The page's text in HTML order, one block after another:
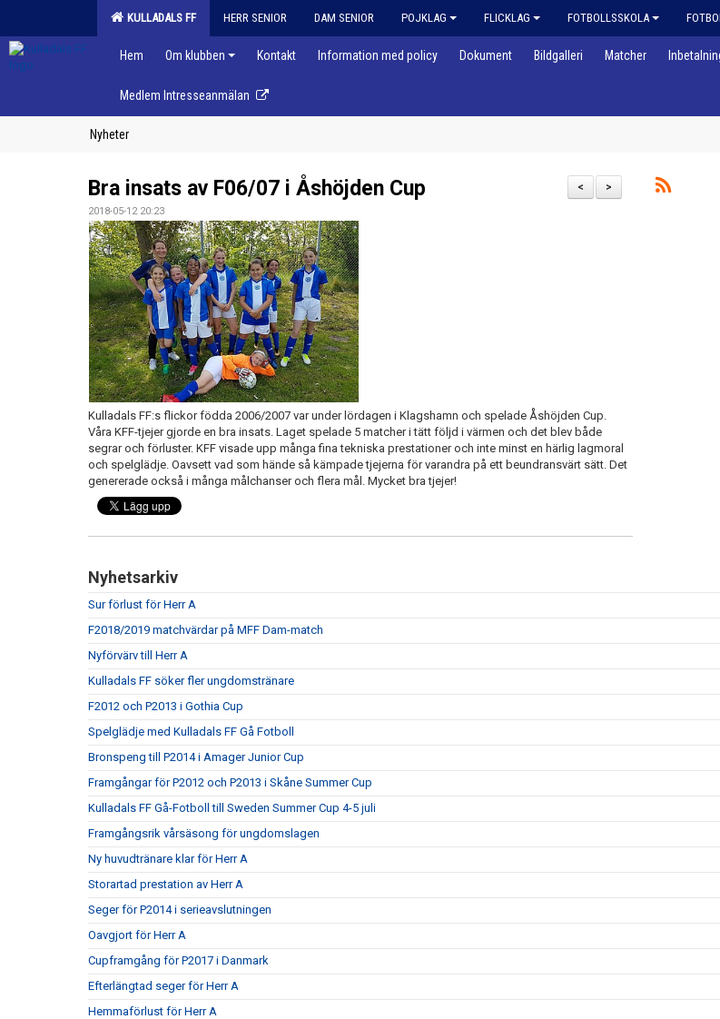
KULLADALS FF HERR SENIOR DAM SENIOR POJKLAG FLICKLAG FOTBOLLSSKOLA
Hem Om klubben Kontakt Information med policy Dokument Bildgalleri Matcher
Medlem Intresseanmälan
Nyheter
>
<
Bra insats av F06/07 i Åshöjden Cup
2018-05-12 20:23
Kulladals FF:s flickor födda 2006/2007 var under lördagen i Klagshamn och spelade Åshöjden Cup.
Våra KFF-tjejer gjorde en bra insats. Laget spelade 5 matcher i tätt följd i värmen och det blev både
segrar och förluster. KFF visade upp många fina tekniska prestationer och inte minst en härlig lagmoral
och spelglädje. Oavsett vad som hände så kämpade tjejerna för varandra på ett beundransvärt sätt. Det
genererade också i många målchanser och flera mål. Mycket bra tjejer!
Nyhetsarkiv
Sur förlust för Herr A
F2018/2019 matchvärdar på MFF Dam-match
Nyförvärv till Herr A
Kulladals FF söker fler ungdomstränare
F2012 och P2013 i Gothia Cup
Spelglädje med Kulladals FF Gå Fotboll
Bronspeng till P2014 i Amager Junior Cup
Framgångar för P2012 och P2013 i Skåne Summer Cup
Kulladals FF Gå-Fotboll till Sweden Summer Cup 4-5 juli
Framgångsrik vårsäsong för ungdomslagen
Ny huvudtränare klar för Herr A
Storartad prestation av Herr A
Seger för P2014 i serieavslutningen
Oavgjort för Herr A
Cupframgång för P2017 i Danmark
Efterlängtad seger för Herr A
Hemmaförlust för Herr A